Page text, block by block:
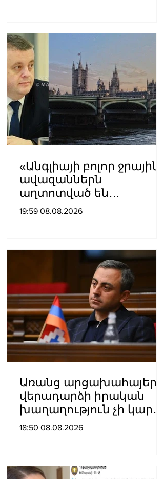
«Անգլիայի բոլոր ջրային
ավազաններն
աղտոտված են
թունավոր քիմիական
19:59 08.08.2026
Առանց արցախահայերի
վերադարձի իրական
խաղաղություն չի կարող
լինել․ Սաղաթելյան
18:50 08.08.2026